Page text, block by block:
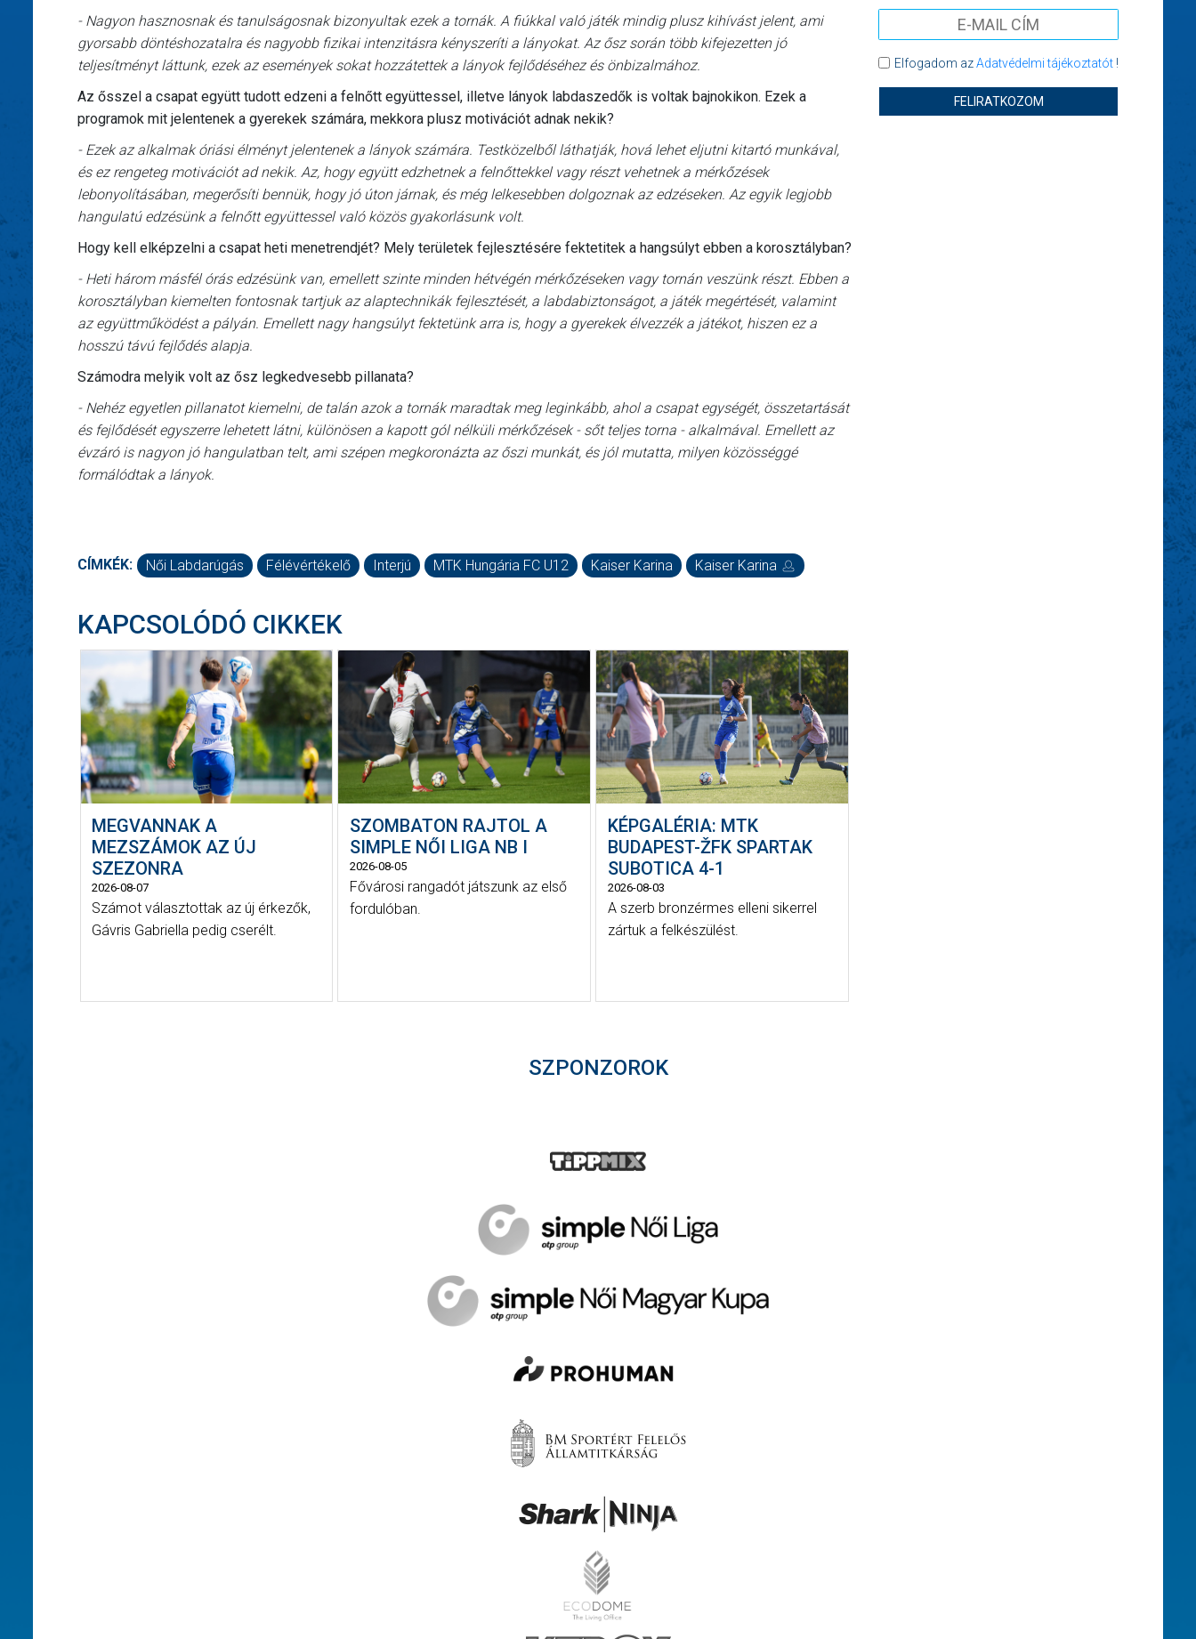
- Nagyon hasznosnak és tanulságosnak bizonyultak ezek a tornák. A fiúkkal való játék mindig plusz kihívást jelent, ami
gyorsabb döntéshozatalra és nagyobb fizikai intenzitásra kényszeríti a lányokat. Az ősz során több kifejezetten jó
teljesítményt láttunk, ezek az események sokat hozzátettek a lányok fejlődéséhez és önbizalmához.
Az ősszel a csapat együtt tudott edzeni a felnőtt együttessel, illetve lányok labdaszedők is voltak bajnokikon. Ezek a
programok mit jelentenek a gyerekek számára, mekkora plusz motivációt adnak nekik?
- Ezek az alkalmak óriási élményt jelentenek a lányok számára. Testközelből láthatják, hová lehet eljutni kitartó munkával,
és ez rengeteg motivációt ad nekik. Az, hogy együtt edzhetnek a felnőttekkel vagy részt vehetnek a mérkőzések
lebonyolításában, megerősíti bennük, hogy jó úton járnak, és még lelkesebben dolgoznak az edzéseken. Az egyik legjobb
hangulatú edzésünk a felnőtt együttessel való közös gyakorlásunk volt.
Hogy kell elképzelni a csapat heti menetrendjét? Mely területek fejlesztésére fektetitek a hangsúlyt ebben a korosztályban?
- Heti három másfél órás edzésünk van, emellett szinte minden hétvégén mérkőzéseken vagy tornán veszünk részt. Ebben a
korosztályban kiemelten fontosnak tartjuk az alaptechnikák fejlesztését, a labdabiztonságot, a játék megértését, valamint
az együttműködést a pályán. Emellett nagy hangsúlyt fektetünk arra is, hogy a gyerekek élvezzék a játékot, hiszen ez a
hosszú távú fejlődés alapja.
Számodra melyik volt az ősz legkedvesebb pillanata?
- Nehéz egyetlen pillanatot kiemelni, de talán azok a tornák maradtak meg leginkább, ahol a csapat egységét, összetartását
és fejlődését egyszerre lehetett látni, különösen a kapott gól nélküli mérkőzések - sőt teljes torna - alkalmával. Emellett az
évzáró is nagyon jó hangulatban telt, ami szépen megkoronázta az őszi munkát, és jól mutatta, milyen közösséggé
formálódtak a lányok.
CÍMKÉK: Női Labdarúgás Félévértékelő Interjú MTK Hungária FC U12 Kaiser Karina Kaiser Karina
KAPCSOLÓDÓ CIKKEK
MEGVANNAK A
MEZSZÁMOK AZ ÚJ
SZEZONRA
2026-08-07
Számot választottak az új érkezők,
Gávris Gabriella pedig cserélt.
SZOMBATON RAJTOL A
SIMPLE NŐI LIGA NB I
2026-08-05
Fővárosi rangadót játszunk az első
fordulóban.
KÉPGALÉRIA: MTK
BUDAPEST-ŽFK SPARTAK
SUBOTICA 4-1
2026-08-03
A szerb bronzérmes elleni sikerrel
zártuk a felkészülést.
Elfogadom azAdatvédelmi tájékoztatót!
FELIRATKOZOM
SZPONZOROK